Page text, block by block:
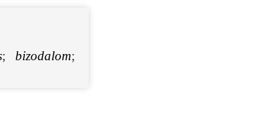
;bizodalom;